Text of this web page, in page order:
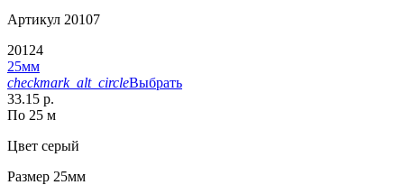
Артикул 20107
20124
25мм
checkmark_alt_circleВыбрать
33.15 р.
По 25 м
Цвет серый
Размер 25мм